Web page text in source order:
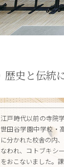
歴史と伝統
江戸時代以前の寺院
世田谷学園中学校・
に分かれた校舎の内
なわれ、コトブキシ
をおこないました。